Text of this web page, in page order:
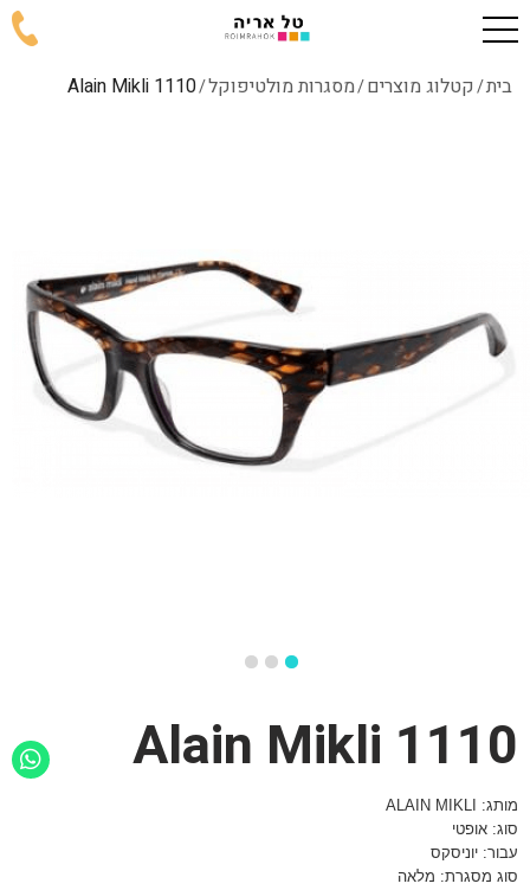
בית/קטלוג מוצרים/מסגרות מולטיפוקל/
1110 Alain Mikli
1110 Alain Mikli
מותג: ALAIN MIKLI
סוג: אופטי
עבור: יוניסקס
סוג מסגרת: מלאה